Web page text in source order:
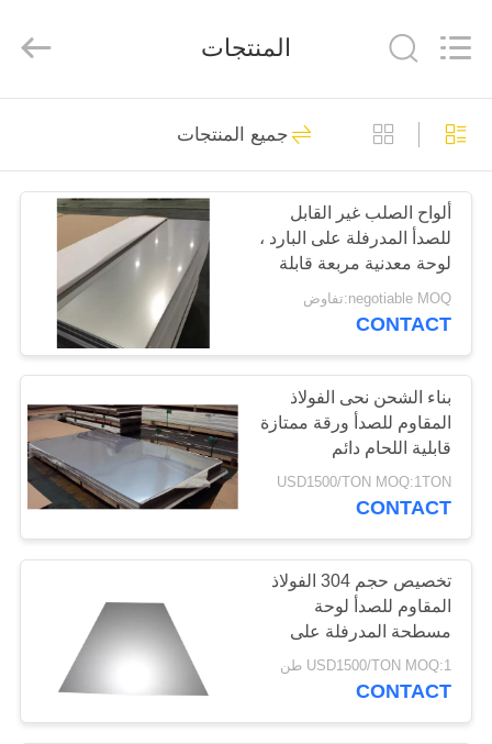
المنزل
المنتجات
فيديوهات
معلومات
عنا
جولة
في
المصنع
مراقبة
الجودة
اتصل
بنا
HONGJINMILAI
STEEL
Rights
لوحة مسطحة من
الفولاذ المقاوم للصدأ
لوحة ورقة الفولاذ
المقاوم للصدأ
92
صفيحة ألمنيوم
105
المنتجات
جميع المنتجات
ألواح الصلب غير القابل
للصدأ المدرفلة على البارد ،
لوحة معدنية مربعة قابلة
للحام
negotiable MOQ:تفاوض
CONTACT
بناء الشحن نحى الفولاذ
المقاوم للصدأ ورقة ممتازة
قابلية اللحام دائم
USD1500/TON MOQ:1TON
CONTACT
تخصيص حجم 304 الفولاذ
المقاوم للصدأ لوحة
مسطحة المدرفلة على
البارد HL مرآة 2000 مم
USD1500/TON MOQ:1 طن
CONTACT